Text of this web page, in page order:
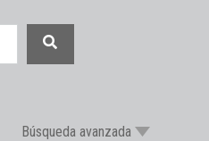
Búsqueda avanzada